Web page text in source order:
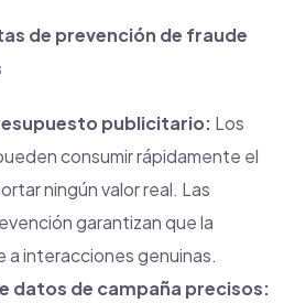
de prevención de fraude
publicitario: Los
consumir rápidamente el
ningún valor real. Las
garantizan que la
a interacciones genuinas.
datos de campaña precisos: